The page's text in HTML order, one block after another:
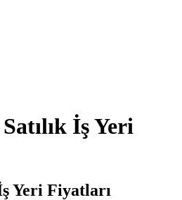
İş Yeri
Yeri Fiyatları